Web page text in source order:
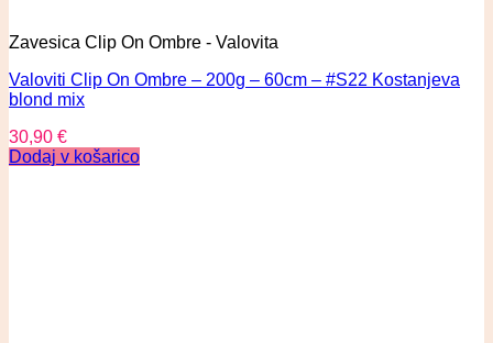
Zavesica Clip On Ombre - Valovita
Valoviti Clip On Ombre – 200g – 60cm – #S22 Kostanjeva
blond mix
30,90 €
Dodaj v košarico